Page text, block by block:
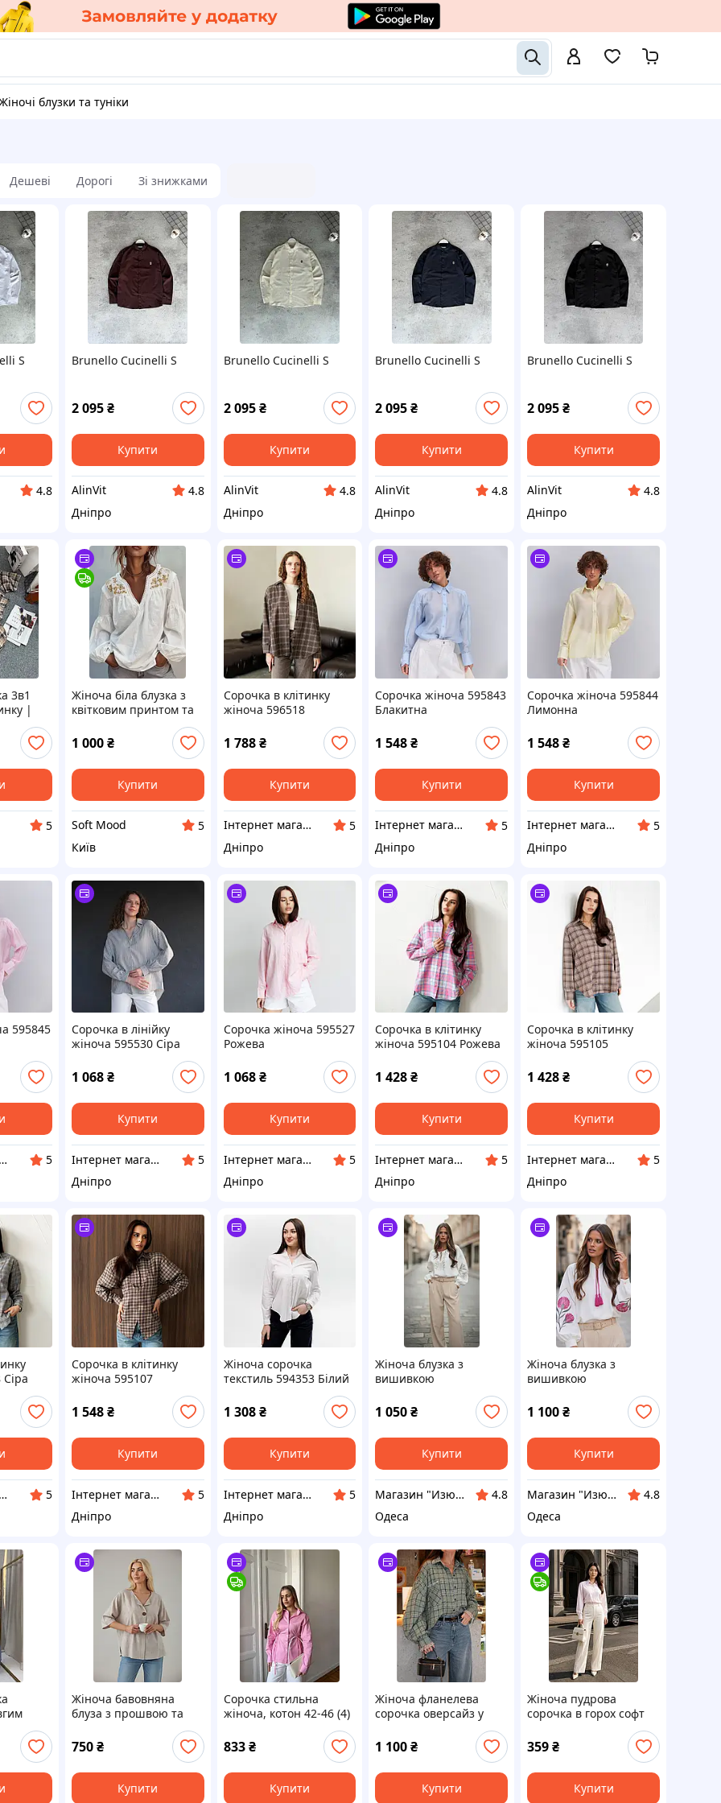
Жіночі блузки та туніки
Дешеві Дорогі Зі знижками
S
4.8
Brunello Cucinelli S
2 095₴
Купити
AlinVit
4.8
Дніпро
Brunello Cucinelli S
2 095 ₴
Купити
AlinVit
4.8
Дніпро
Brunello Cucinelli S
2 095₴
Купити
AlinVit
4.8
Дніпро
Brunello Cucinelli S
2 095₴
Купити
AlinVit
4.8
Дніпро
3в1
|
|
беж
5
Жіноча біла блузка з
квітковим принтом та
рукавами-ліхтариками
L
1 000₴
Купити
Soft Mood
5
Київ
Сорочка в клітинку
жіноча 596518
1 788 ₴
Купити
Інтернет магазин Фенікс 24
5
Дніпро
Сорочка жіноча 595843
Блакитна
1 548₴
Купити
Інтернет магазин Фенікс 24
5
Дніпро
Сорочка жіноча 595844
Лимонна
1 548₴
Купити
Інтернет магазин Фенікс 24
5
Дніпро
595845
Інтернет магазин Фенікс 24
5
Сорочка в лінійку
жіноча 595530 Сіра
1 068₴
Купити
Інтернет магазин Фенікс 24
5
Дніпро
Сорочка жіноча 595527
Рожева
1 068 ₴
Купити
Інтернет магазин Фенікс 24
5
Дніпро
Сорочка в клітинку
жіноча 595104 Рожева
1 428₴
Купити
Інтернет магазин Фенікс 24
5
Дніпро
Сорочка в клітинку
жіноча 595105
1 428₴
Купити
Інтернет магазин Фенікс 24
5
Дніпро
Інтернет магазин Фенікс 24
5
Сорочка в клітинку
жіноча 595107
1 548₴
Купити
Інтернет магазин Фенікс 24
5
Дніпро
Жіноча сорочка
текстиль 594353 Білий
1 308 ₴
Купити
Інтернет магазин Фенікс 24
5
Дніпро
Жіноча блузка з
вишивкою
1 050₴
Купити
Магазин "Изюминка"
4.8
Одеса
Жіноча блузка з
вишивкою
1 100₴
Купити
Магазин "Изюминка"
4.8
Одеса
блузка
Жіноча бавовняна
блуза з прошвою та
бежева L
750₴
Купити
Сорочка стильна
жіноча, котон 42-46 (4)
833 ₴
Купити
Жіноча фланелева
сорочка оверсайз у
клітинку з мереживом,
об’ємними рукавами та
нагрудною кишенею
1 100₴
Купити
Жіноча пудрова
сорочка в горох софт
359₴
Купити